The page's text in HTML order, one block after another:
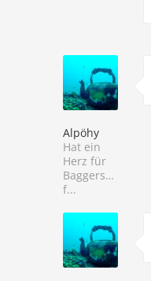
Alpöhy
Hat ein
Herz für
Baggersee-
f...